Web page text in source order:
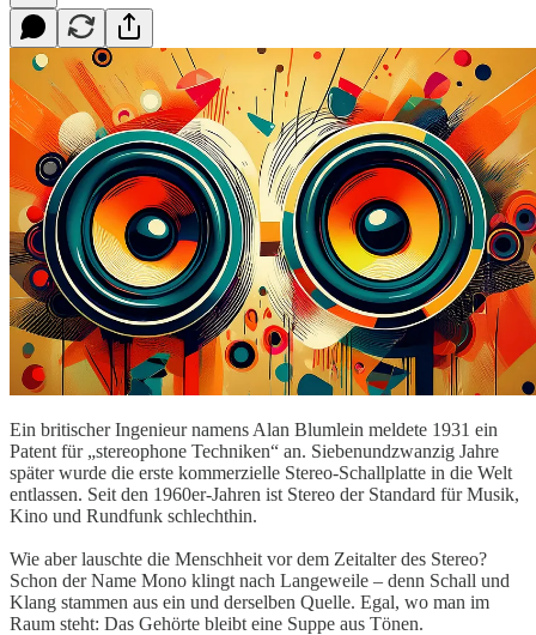
Ein britischer Ingenieur namens Alan Blumlein meldete 1931 ein
Patent für „stereophone Techniken“ an. Siebenundzwanzig Jahre
später wurde die erste kommerzielle Stereo-Schallplatte in die Welt
entlassen. Seit den 1960er-Jahren ist Stereo der Standard für Musik,
Kino und Rundfunk schlechthin.
Wie aber lauschte die Menschheit vor dem Zeitalter des Stereo?
Schon der Name Mono klingt nach Langeweile – denn Schall und
Klang stammen aus ein und derselben Quelle. Egal, wo man im
Raum steht: Das Gehörte bleibt eine Suppe aus Tönen.